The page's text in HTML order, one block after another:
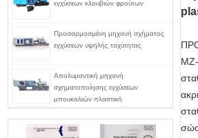
εγχύσεων κλουβιών φρούτων
Προσαρμοσμένη μηχανή σχήματος
εγχύσεων υψηλής ταχύτητας
Απολυμαντική μηχανή
σχηματοποίησης εγχύσεων
μπουκαλιών πλαστική